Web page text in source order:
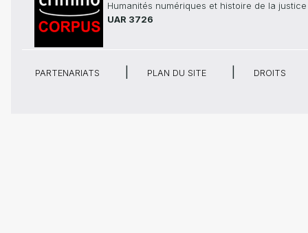
Humanités numériques et histoire de la justice
UAR 3726
PARTENARIATS PLAN DU SITE DROITS